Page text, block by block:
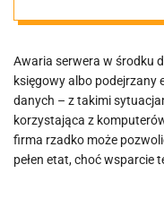
Awaria serwera w środku
księgowy albo podejrzany
danych – z takimi
korzystająca z
firma rzadko może
pełen etat, choć wsparcie